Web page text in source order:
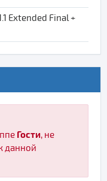
Extended Final +
Гости, не
данной